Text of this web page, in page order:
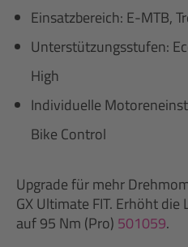
Einsatzbereich: E-MTB,
Unterstützungsstufen:
High
Individuelle
Bike Control
Upgrade für mehr
GX Ultimate FIT. Erhöht
auf 95 Nm (Pro) 501059.